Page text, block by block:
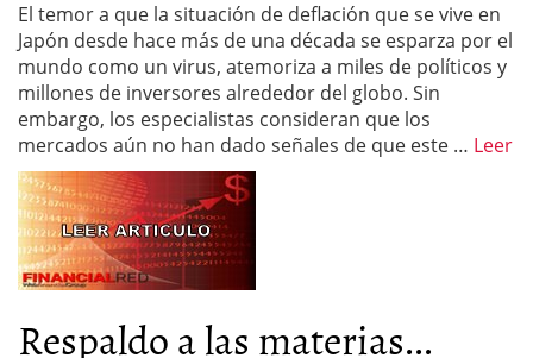
El temor a que la situación de deflación que se vive en
Japón desde hace más de una década se esparza por el
mundo como un virus, atemoriza a miles de políticos y
millones de inversores alrededor del globo. Sin
embargo, los especialistas consideran que los
mercados aún no han dado señales de que este … Leer
Respaldo a las materias...